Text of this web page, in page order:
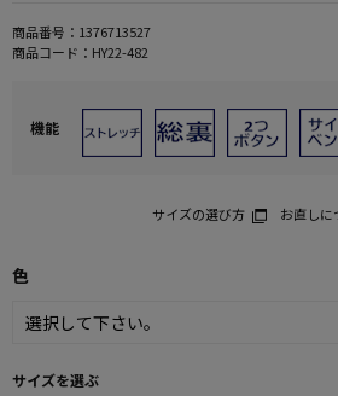
商品番号： 1376713527
商品コード： HY22-482
機能
サイズの選び方 お直しに
色
サイズを選ぶ